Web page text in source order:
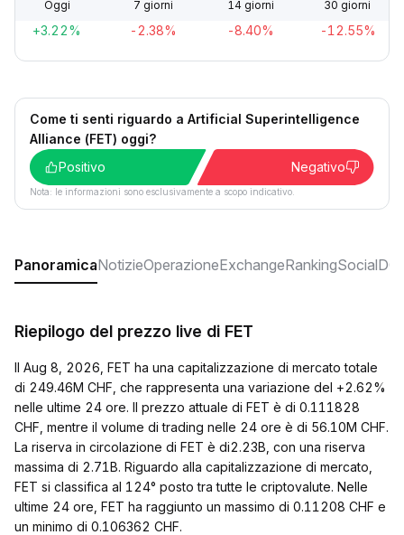
Oggi 7 giorni 14 giorni 30 giorni
+3.22% -2.38% -8.40% -12.55%
Come ti senti riguardo a Artificial Superintelligence
Alliance (FET) oggi?
Positivo
Negativo
Nota: le informazioni sono esclusivamente a scopo indicativo.
PanoramicaNotizieOperazioneExchangeRankingSocial
Riepilogo del prezzo live di FET
Il Aug 8, 2026, FET ha una capitalizzazione di mercato totale
di 249.46M CHF, che rappresenta una variazione del +2.62%
nelle ultime 24 ore. Il prezzo attuale di FET è di 0.111828
CHF, mentre il volume di trading nelle 24 ore è di 56.10M CHF.
La riserva in circolazione di FET è di2.23B, con una riserva
massima di 2.71B. Riguardo alla capitalizzazione di mercato,
FET si classifica al 124° posto tra tutte le criptovalute. Nelle
ultime 24 ore, FET ha raggiunto un massimo di 0.11208 CHF e
un minimo di 0.106362 CHF.